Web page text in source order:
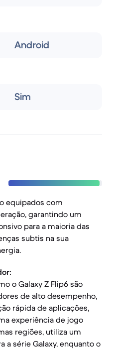
Android
Sim
equipados com
garantindo um
para a maioria das
subtis na sua
o Galaxy Z Flip6 são
de alto desempenho,
rápida de aplicações,
experiência de jogo
regiões, utiliza um
a série Galaxy, enquanto o